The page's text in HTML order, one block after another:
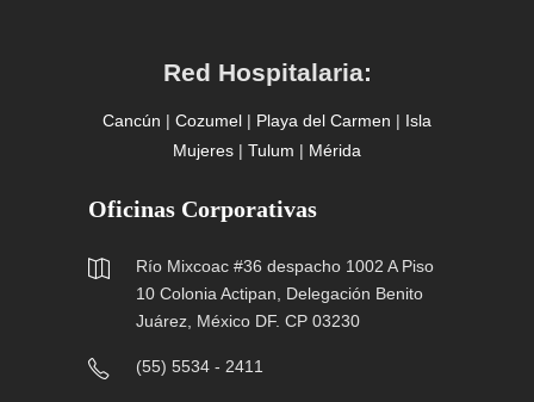
Red Hospitalaria:
Cancún | Cozumel | Playa del Carmen | Isla
Mujeres | Tulum | Mérida
Oficinas Corporativas
Río Mixcoac #36 despacho 1002 A Piso
10 Colonia Actipan, Delegación Benito
Juárez, México DF. CP 03230
(55) 5534 - 2411